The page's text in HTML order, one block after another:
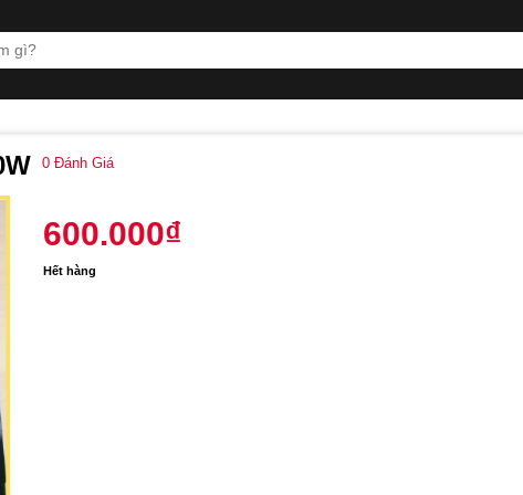
0 Đánh Giá
600.000₫
Hết hàng